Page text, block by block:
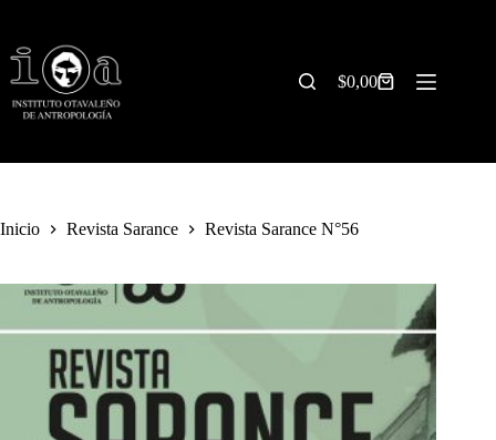
contenido
Carrito
$0,00
Inicio Revista Sarance Revista Sarance N°56